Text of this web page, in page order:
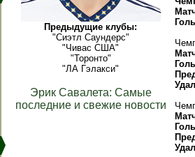
Предыдущие клубы:
"Сиэтл Саундерс"
"Чивас США"
"Торонто"
"ЛА Гэлакси"
Эрик Савалета: Самые
последние и свежие новости